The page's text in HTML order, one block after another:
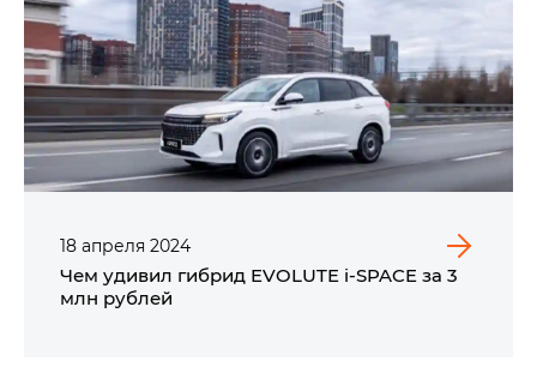
18 апреля 2024
Чем удивил гибрид EVOLUTE i‑SPACE за 3
млн рублей